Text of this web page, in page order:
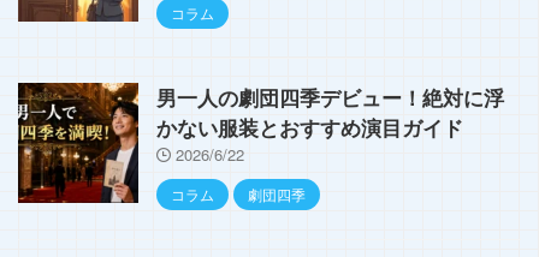
コラム
男一人の劇団四季デビュー！絶対に浮
かない服装とおすすめ演目ガイド
2026/6/22
コラム 劇団四季